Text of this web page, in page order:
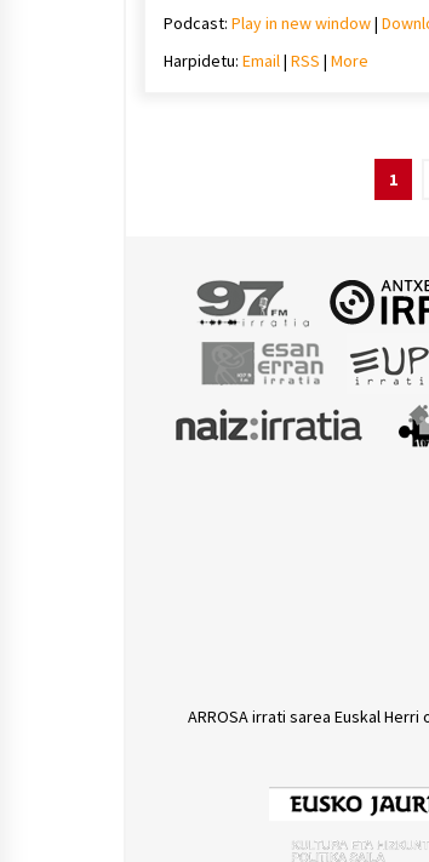
Podcast: Play in new window|
Harpidetu: Email| RSS | More
1
ARROSA irrati sarea Euskal